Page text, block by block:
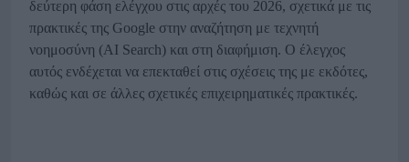
δεύτερη φάση ελέγχου στις αρχές του 2026, σχετικά με τις
πρακτικές της Google στην αναζήτηση με τεχνητή
νοημοσύνη (AI Search) και στη διαφήμιση. Ο έλεγχος
αυτός ενδέχεται να επεκταθεί στις σχέσεις της με εκδότες,
καθώς και σε άλλες σχετικές επιχειρηματικές πρακτικές.